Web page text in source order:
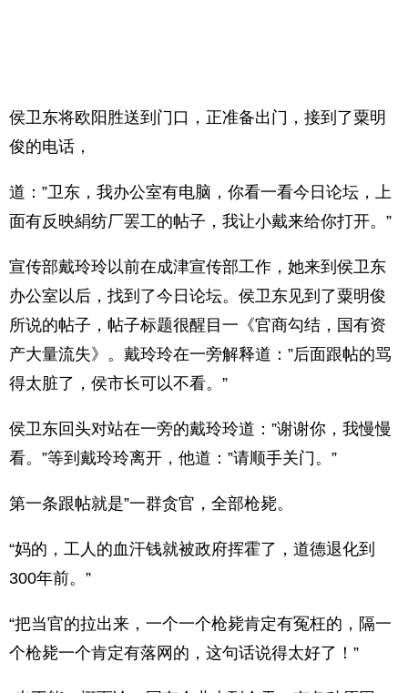
侯卫东将欧阳胜送到门口，正准备出门，接到了粟明
俊的电话，
道：”卫东，我办公室有电脑，你看一看今日论坛，上
面有反映絹纺厂罢工的帖子，我让小戴来给你打开。”
宣传部戴玲玲以前在成津宣传部工作，她来到侯卫东
办公室以后，找到了今日论坛。侯卫东见到了粟明俊
所说的帖子，帖子标题很醒目一《官商勾结，国有资
产大量流失》。戴玲玲在一旁解释道：”后面跟帖的骂
得太脏了，侯市长可以不看。”
侯卫东回头对站在一旁的戴玲玲道：”谢谢你，我慢慢
看。”等到戴玲玲离开，他道：”请顺手关门。”
第一条跟帖就是”一群贪官，全部枪毙。
“妈的，工人的血汗钱就被政府挥霍了，道德退化到
300年前。”
“把当官的拉出来，一个一个枪毙肯定有冤枉的，隔一
个枪毙一个肯定有落网的，这句话说得太好了！”